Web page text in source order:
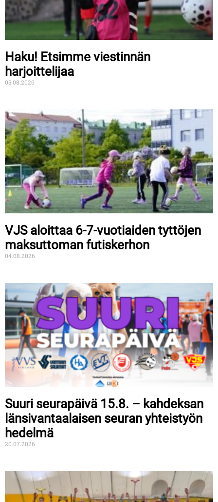
Haku! Etsimme viestinnän
harjoittelijaa
05.08.2026
VJS aloittaa 6-7-vuotiaiden tyttöjen
maksuttoman futiskerhon
04.08.2026
Suuri seurapäivä 15.8. – kahdeksan
länsivantaalaisen seuran yhteistyön
hedelmä
20.07.2026